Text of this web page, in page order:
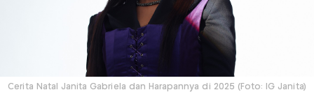
Cerita Natal Janita Gabriela dan Harapannya di 2025 (Foto: IG Janita)